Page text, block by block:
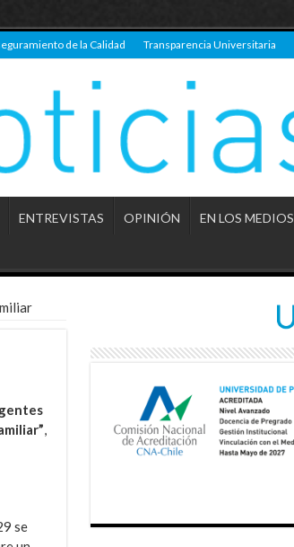
de la Calidad Transparencia Universitaria
ENTREVISTAS OPINIÓN EN LOS MEDIOS
se